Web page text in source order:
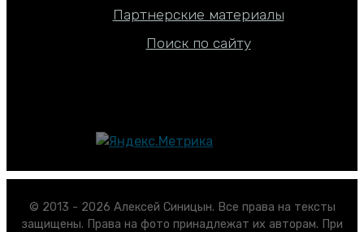
Партнерские материалы
Поиск по сайту
© 2013 - 2026 Алексей Синицын. Все права на тексты
защищены. Права на фото принадлежат их авторам. При